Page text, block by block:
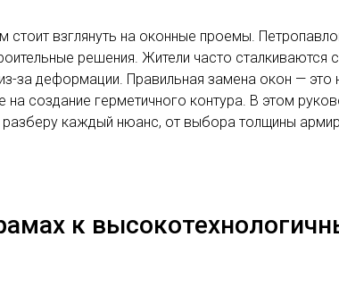
взглянуть на оконные проемы.
решения. Жители часто сталкиваются
за деформации. Правильная замена окон — это
создание герметичного контура. В этом
каждый нюанс, от выбора толщины
к